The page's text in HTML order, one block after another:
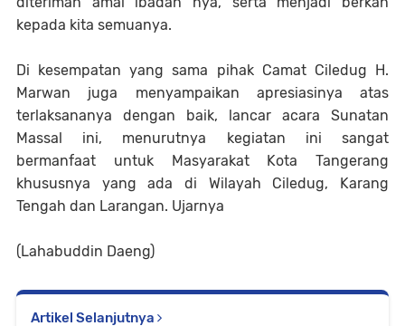
kepada kita semuanya.
Di kesempatan yang sama pihak Camat Ciledug H.
Marwan juga menyampaikan apresiasinya atas
terlaksananya dengan baik, lancar acara Sunatan
Massal ini, menurutnya kegiatan ini sangat
bermanfaat untuk Masyarakat Kota Tangerang
khususnya yang ada di Wilayah Ciledug, Karang
Tengah dan Larangan. Ujarnya
(Lahabuddin Daeng)
Artikel Selanjutnya